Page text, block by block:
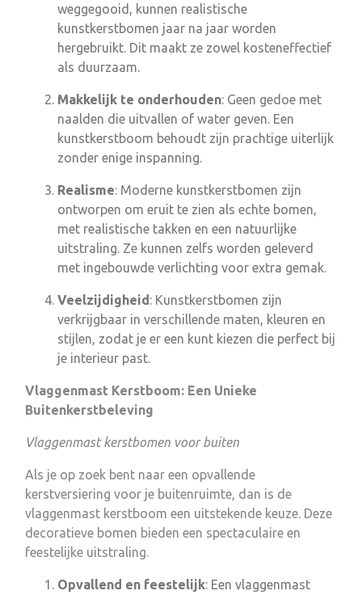
weggegooid, kunnen realistische
kunstkerstbomen jaar na jaar worden
hergebruikt. Dit maakt ze zowel kosteneffectief
als duurzaam.
Makkelijk te onderhouden: Geen gedoe met
naalden die uitvallen of water geven. Een
kunstkerstboom behoudt zijn prachtige uiterlijk
zonder enige inspanning.
Realisme: Moderne kunstkerstbomen zijn
ontworpen om eruit te zien als echte bomen,
met realistische takken en een natuurlijke
uitstraling. Ze kunnen zelfs worden geleverd
met ingebouwde verlichting voor extra gemak.
Veelzijdigheid: Kunstkerstbomen zijn
verkrijgbaar in verschillende maten, kleuren en
stijlen, zodat je er een kunt kiezen die perfect bij
je interieur past.
Vlaggenmast Kerstboom: Een Unieke
Buitenkerstbeleving
Vlaggenmast kerstbomen voor buiten
Als je op zoek bent naar een opvallende
kerstversiering voor je buitenruimte, dan is de
vlaggenmast kerstboom een uitstekende keuze. Deze
decoratieve bomen bieden een spectaculaire en
feestelijke uitstraling.
Opvallend en feestelijk: Een vlaggenmast